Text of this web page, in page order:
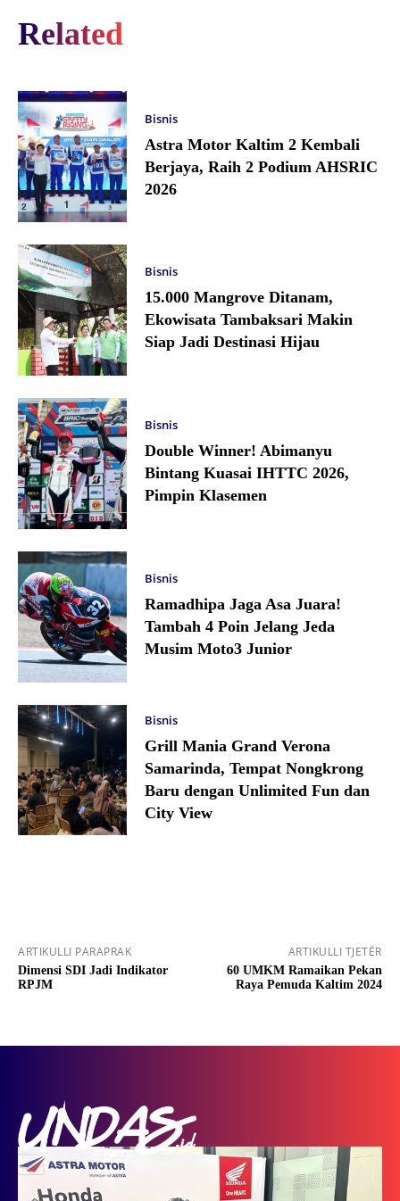
Related
Bisnis
Astra Motor Kaltim 2 Kembali
Berjaya, Raih 2 Podium AHSRIC
2026
Bisnis
15.000 Mangrove Ditanam,
Ekowisata Tambaksari Makin
Siap Jadi Destinasi Hijau
Bisnis
Double Winner! Abimanyu
Bintang Kuasai IHTTC 2026,
Pimpin Klasemen
Bisnis
Ramadhipa Jaga Asa Juara!
Tambah 4 Poin Jelang Jeda
Musim Moto3 Junior
Bisnis
Grill Mania Grand Verona
Samarinda, Tempat Nongkrong
Baru dengan Unlimited Fun dan
City View
ARTIKULLI PARAPRAK
Dimensi SDI Jadi Indikator
RPJM
ARTIKULLI TJETËR
60 UMKM Ramaikan Pekan
Raya Pemuda Kaltim 2024